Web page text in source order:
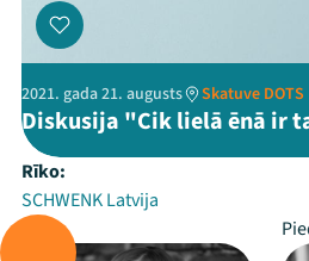
2021. gada 21. augusts Skatuve DOTS
Diskusija "Cik lielā ēnā ir
Rīko:
SCHWENK Latvija
Vada: